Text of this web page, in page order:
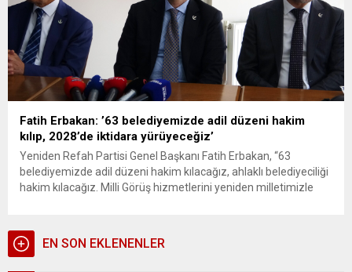
Fatih Erbakan: ’63 belediyemizde adil düzeni hakim
kılıp, 2028’de iktidara yürüyeceğiz’
Yeniden Refah Partisi Genel Başkanı Fatih Erbakan, “63
belediyemizde adil düzeni hakim kılacağız, ahlaklı belediyeciliği
hakim kılacağız. Milli Görüş hizmetlerini yeniden milletimizle
Fatih Erbakan, 31 Mart yerel seçimlerinde kazandıkları
bölgelerde sürdürdüğü teşekkür ziyaretleri kapsamında Van’ın
EN SON EKLENENLER